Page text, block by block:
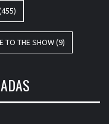
TO THE SHOW(9)